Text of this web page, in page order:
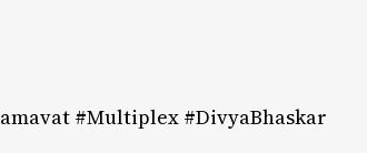
#Multiplex #DivyaBhaskar